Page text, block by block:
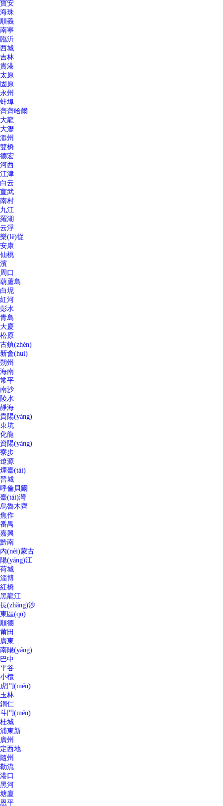
寶安
海珠
順義
南寧
臨沂
西城
吉林
貴港
太原
固原
永州
蚌埠
齊齊哈爾
大龍
大瀝
滁州
雙橋
德宏
河西
江津
白云
宣武
南村
九江
羅湖
云浮
樂(lè)從
安康
仙桃
濱
周口
葫蘆島
白坭
紅河
彭水
青島
大慶
松原
古鎮(zhèn)
新會(huì)
朔州
海南
常平
南沙
陵水
靜海
貴陽(yáng)
東坑
化龍
資陽(yáng)
寮步
遼源
煙臺(tái)
晉城
呼倫貝爾
臺(tái)灣
烏魯木齊
焦作
番禺
嘉興
黔南
內(nèi)蒙古
陽(yáng)江
荷城
淄博
紅橋
黑龍江
長(zhǎng)沙
東區(qū)
順德
莆田
廣東
南陽(yáng)
巴中
平谷
小欖
虎門(mén)
玉林
銅仁
斗門(mén)
桂城
浦東新
廣州
定西地
隨州
勒流
港口
黑河
塘廈
恩平